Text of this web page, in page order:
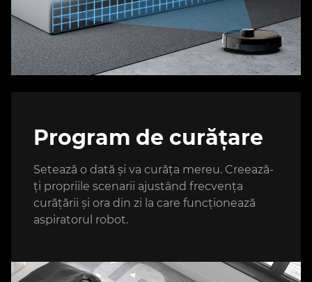
Program de curățare
Setează o dată și va curăța mereu. Creează-
ți propriile scenarii ajustând frecvența
curățării și ora din zi la care funcționează
aspiratorul robot.